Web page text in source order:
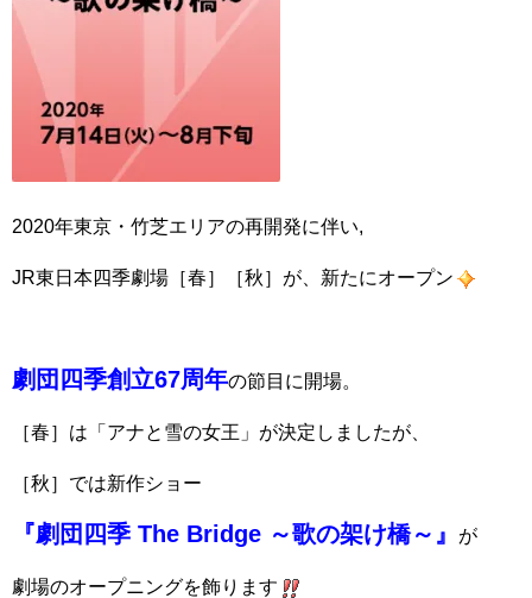
2020年東京・竹芝エリアの再開発に伴い,
JR東日本四季劇場［春］［秋］が、新たにオープン
劇団四季創立67周年の節目に開場。
［春］は「アナと雪の女王」が決定しましたが、
［秋］では新作ショー
『劇団四季 The Bridge ～歌の架け橋～』 が
劇場のオープニングを飾ります